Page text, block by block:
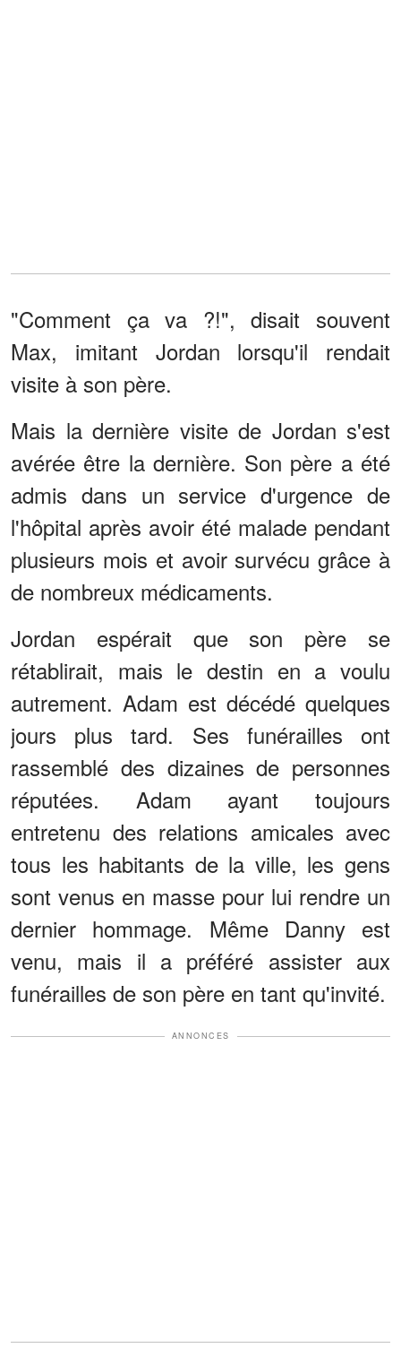
"Comment ça va ?!", disait souvent
Max, imitant Jordan lorsqu'il rendait
visite à son père.
Mais la dernière visite de Jordan s'est
avérée être la dernière. Son père a été
admis dans un service d'urgence de
l'hôpital après avoir été malade pendant
plusieurs mois et avoir survécu grâce à
de nombreux médicaments.
Jordan espérait que son père se
rétablirait, mais le destin en a voulu
autrement. Adam est décédé quelques
jours plus tard. Ses funérailles ont
rassemblé des dizaines de personnes
réputées. Adam ayant toujours
entretenu des relations amicales avec
tous les habitants de la ville, les gens
sont venus en masse pour lui rendre un
dernier hommage. Même Danny est
venu, mais il a préféré assister aux
funérailles de son père en tant qu'invité.
ANNONCES